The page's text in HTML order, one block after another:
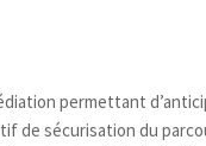
permettant
de sécurisation du